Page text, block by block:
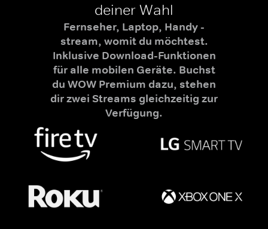
deiner Wahl
Fernseher, Laptop, Handy -
stream, womit du möchtest.
Inklusive Download-Funktionen
für alle mobilen Geräte. Buchst
du WOW Premium dazu, stehen
dir zwei Streams gleichzeitig zur
Verfügung.